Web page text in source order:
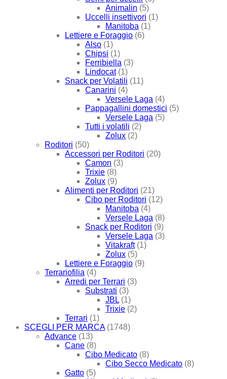
Animalin (5)
Uccelli insettivori (1)
Manitoba (1)
Lettiere e Foraggio (6)
Also (1)
Chipsi (1)
Ferribiella (3)
Lindocat (1)
Snack per Volatili (11)
Canarini (4)
Versele Laga (4)
Pappagallini domestici (5)
Versele Laga (5)
Tutti i volatili (2)
Zolux (2)
Roditori (50)
Accessori per Roditori (20)
Camon (3)
Trixie (8)
Zolux (9)
Alimenti per Roditori (21)
Cibo per Roditori (12)
Manitoba (4)
Versele Laga (8)
Snack per Roditori (9)
Versele Laga (3)
Vitakraft (1)
Zolux (5)
Lettiere e Foraggio (9)
Terrariofilia (4)
Arredi per Terrari (3)
Substrati (3)
JBL (1)
Trixie (2)
Terrari (1)
SCEGLI PER MARCA (1748)
Advance (13)
Cane (8)
Cibo Medicato (8)
Cibo Secco Medicato (8)
Gatto (5)